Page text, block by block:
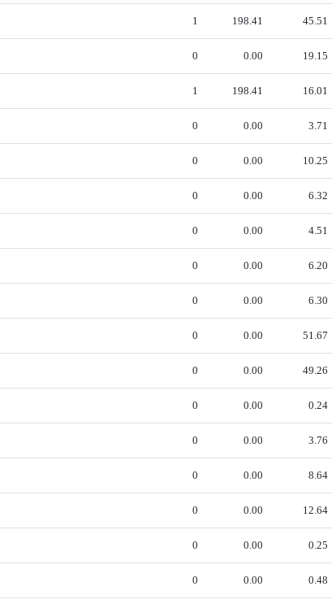
1 198.41 45.51
0 0.00 19.15
1 198.41 16.01
0 0.00 3.71
0 0.00 10.25
0 0.00 6.32
0 0.00 4.51
0 0.00 6.20
0 0.00 6.30
0 0.00 51.67
0 0.00 49.26
0 0.00 0.24
0 0.00 3.76
0 0.00 8.64
0 0.00 12.64
0 0.00 0.25
0 0.00 0.48